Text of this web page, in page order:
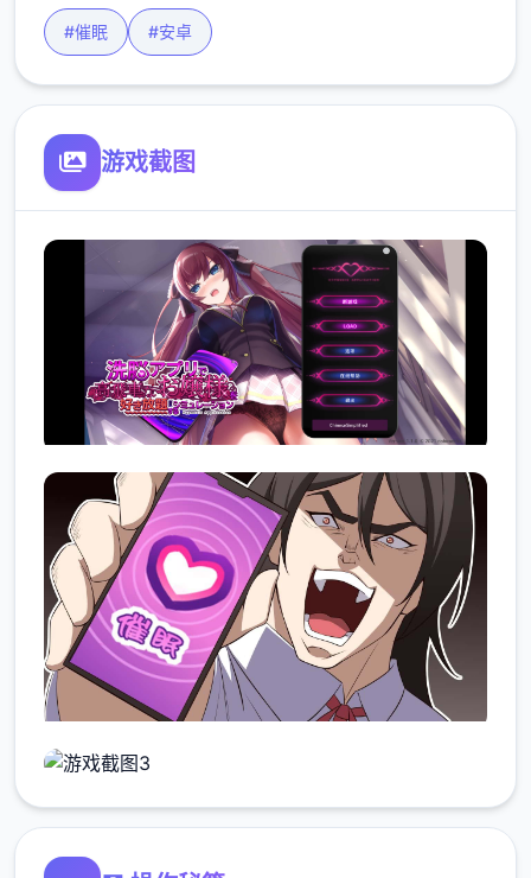
#催眠 #安卓
游戏截图